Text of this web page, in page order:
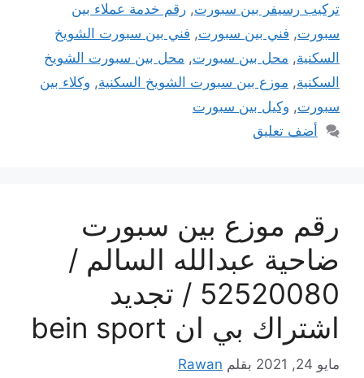
تركيب رسيفر بين سبورت, رقم خدمة عملاء بين
سبورت, فني بين سبورت, فني بين سبورت الشويخ
السكنية, محل بين سبورت, محل بين سبورت الشويخ
السكنية, موزع بين سبورت الشويخ السكنية, وكلاء بين
سبورت, وكيل بين سبورت
أضف تعليق
رقم موزع بين سبورت
ضاحية عبدالله السالم /
52520080 / تجديد
اشتراك بي ان bein sport
مايو 24, 2021 بقلم Rawan